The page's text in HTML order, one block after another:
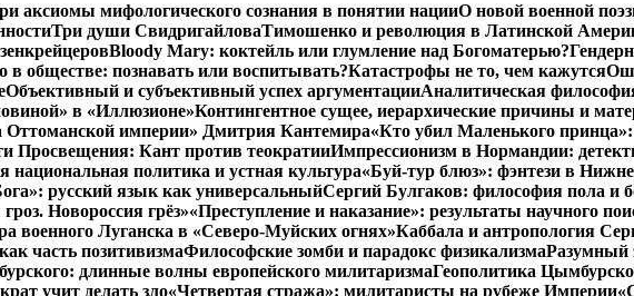
аксиомы мифологического сознания в понятии нацииО новой военной
Три души СвидригайловаТимошенко и революция в Латинской
Bloody Mary: коктейль или глумление над Богоматерью?
в обществе: познавать или воспитывать?Катастрофы не то, чем кажутся
Объективный и субъективный успех аргументацииАналитическая
в «Иллюзионе»Контингентное сущее, иерархические причины и
Оттоманской империи» Дмитрия Кантемира«Кто убил Маленького
Просвещения: Кант против теократииИмпрессионизм в Нормандии:
национальная политика и устная культура«Буй-тур блюз»: фэнтези в
русский язык как универсальныйСергий Булгаков: философия пола и
Новороссия грёз»«Преступление и наказание»: результаты научного
военного Луганска в «Северо-Муйских огнях»Каббала и антропология
часть позитивизмаФилософские зомби и парадокс физикализмаРазумный
длинные волны европейского милитаризмаГеополитика
учит делать зло«Четвертая стража»: милитаристы на рубеже Империи